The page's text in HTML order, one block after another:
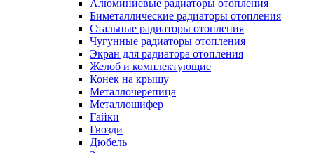
Алюминиевые радиаторы отопления
Биметаллические радиаторы отопления
Стальные радиаторы отопления
Чугунные радиаторы отопления
Экран для радиатора отопления
Желоб и комплектующие
Конек на крышу
Металлочерепица
Металлошифер
Гайки
Гвозди
Дюбель